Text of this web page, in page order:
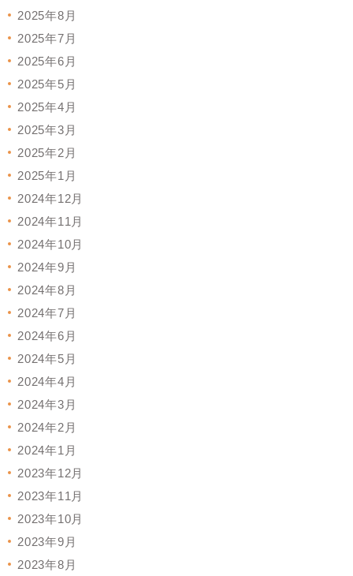
2025年8月
2025年7月
2025年6月
2025年5月
2025年4月
2025年3月
2025年2月
2025年1月
2024年12月
2024年11月
2024年10月
2024年9月
2024年8月
2024年7月
2024年6月
2024年5月
2024年4月
2024年3月
2024年2月
2024年1月
2023年12月
2023年11月
2023年10月
2023年9月
2023年8月